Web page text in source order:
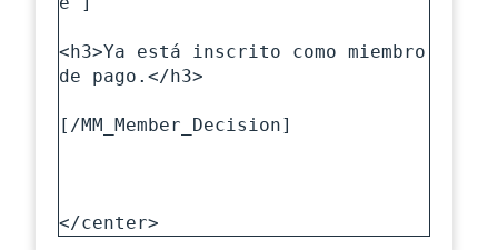
<h3>Ya está inscrito como miembro
de pago.</h3>
[/MM_Member_Decision]
</center>